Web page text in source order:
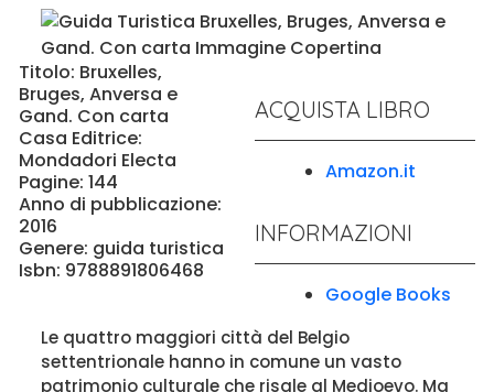
ACQUISTA LIBRO
Amazon.it
INFORMAZIONI
Google Books
Titolo: Bruxelles,
Bruges, Anversa e
Gand. Con carta
Casa Editrice:
Mondadori Electa
Pagine: 144
Anno di pubblicazione:
2016
Genere: guida turistica
Isbn: 9788891806468
Le quattro maggiori città del Belgio
settentrionale hanno in comune un vasto
patrimonio culturale che risale al Medioevo. Ma